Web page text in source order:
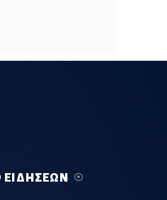
ΕΙΔΉΣΕΩΝ